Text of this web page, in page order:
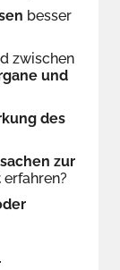
besser
zwischen
und
des
zur
erfahren?